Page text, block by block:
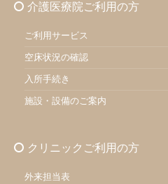
介護医療院ご利用の方
ご利用サービス
空床状況の確認
入所手続き
施設・設備のご案内
クリニックご利用の方
外来担当表